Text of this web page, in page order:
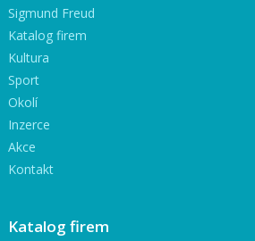
Sigmund Freud
Katalog firem
Kultura
Sport
Okolí
Inzerce
Akce
Kontakt
Katalog firem